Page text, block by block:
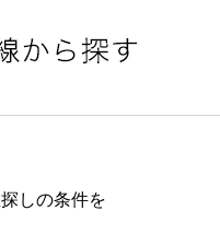
しの条件を